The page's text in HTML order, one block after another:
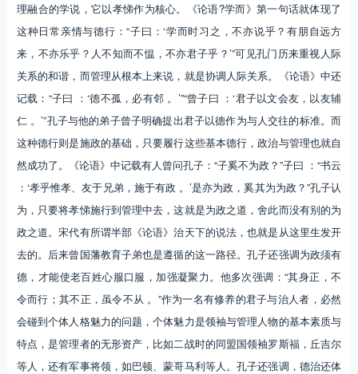
理融合的学说，它以孝悌作为核心。《论语?学而》第一句话就体现了
这种日常亲情与德行：“子曰：‘学而时习之，不亦说乎？有朋自远方
来，不亦乐乎？人不知而不愠，不亦君子乎？’”可见孔门历来重视人际
关系的和谐，而管理从根本上来说，就是协调人际关系。《论语》中还
记载：“子曰 ：‘德不孤，必有邻 。’”“曾子曰 ：‘君子以文会友，以友辅
仁 。’”孔子与他的弟子曾子明确提出君子以德作为与人交往的标准。而
这种德行则是施政的基础，只要履行这些基本德行，政治与管理也就自
然成功了。《论语》中记载有人曾问孔子：“子奚不为政？”子曰 ：“书云
：‘孝乎惟孝、友于兄弟，施于有政 。’是亦为政，奚其为为政？”孔子认
为，只要将孝悌施行到管理中去，这就是为政之道，舍此而没有别的为
政之道。宋代有所谓半部《论语》治天下的说法，也就是从这里生发开
去的。后来曾国藩教育子弟也是遵循的这一路径。孔子还强调为政须有
德，才能使老百姓心服口服，加强凝聚力。他多次强调：“其身正，不
令而行；其不正，虽令不从 。”作为一名有修养的君子与治人者，必然
会碰到个体人格魅力的问题，个体魅力是领袖与管理人物的基本素质与
特点，是管理者的无形资产，比如二战时的同盟国领袖罗斯福，丘吉尔
等人，还有军事将领，如巴顿、蒙哥马利等人。孔子还强调，德治还体